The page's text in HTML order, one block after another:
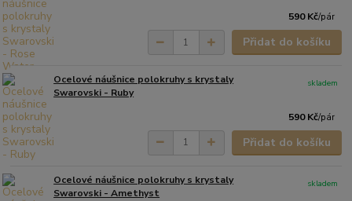
590 Kč/pár
Přidat do košíku
Ocelové náušnice polokruhy s krystaly
Swarovski - Ruby
590 Kč/pár
skladem
Přidat do košíku
Ocelové náušnice polokruhy s krystaly
Swarovski - Amethyst
skladem